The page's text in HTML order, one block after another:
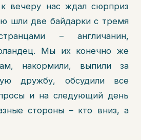
вечеру нас ждал сюрприз
шли две байдарки с тремя
– англичанин,
Мы их конечно же
накормили, выпили за
дружбу, обсудили все
и на следующий день
стороны – кто вниз, а